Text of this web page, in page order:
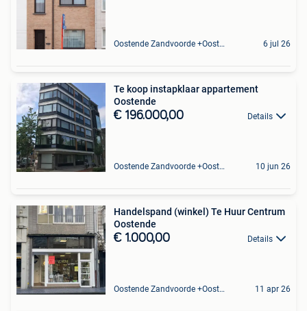
Oostende Zandvoorde +Oostende 6 jul 26
Te koop instapklaar appartement
Oostende
€ 196.000,00 Details
Oostende Zandvoorde +Oostende 10 jun 26
Handelspand (winkel) Te Huur Centrum
Oostende
€ 1.000,00 Details
Oostende Zandvoorde +Oostende 11 apr 26